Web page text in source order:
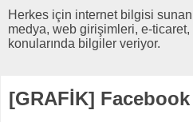
Herkes için internet bilgisi sunan
medya, web girişimleri, e-ticaret,
konularında bilgiler veriyor.
[GRAFİK]